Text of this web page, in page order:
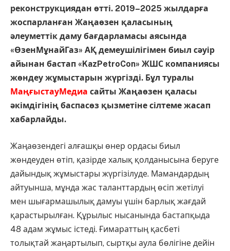
реконструкциядан өтті. 2019–2025 жылдарға
жоспарланған Жаңаөзен қаласының
әлеуметтік даму бағдарламасы аясында
«ӨзенМұнайГаз» АҚ демеушілігімен биыл сәуір
айынан бастап «KazPetroCon» ЖШС компаниясы
жөндеу жұмыстарын жүргізді. Бұл туралы
МаңғыстауМедиа сайты Жаңаөзен қаласы
әкімдігінің баспасөз қызметіне сілтеме жасап
хабарлайды.
Жаңаөзендегі алғашқы өнер ордасы биыл
жөндеуден өтіп, қазірде халық қолданысына беруге
дайындық жұмыстары жүргізілуде. Мамандардың
айтуынша, мұнда жас таланттардың өсіп жетілуі
мен шығармашылық дамуы үшін барлық жағдай
қарастырылған. Құрылыс нысанында бастапқыда
48 адам жұмыс істеді. Ғимараттың қасбеті
толықтай жаңартылып, сыртқы аула бөлігіне дейін